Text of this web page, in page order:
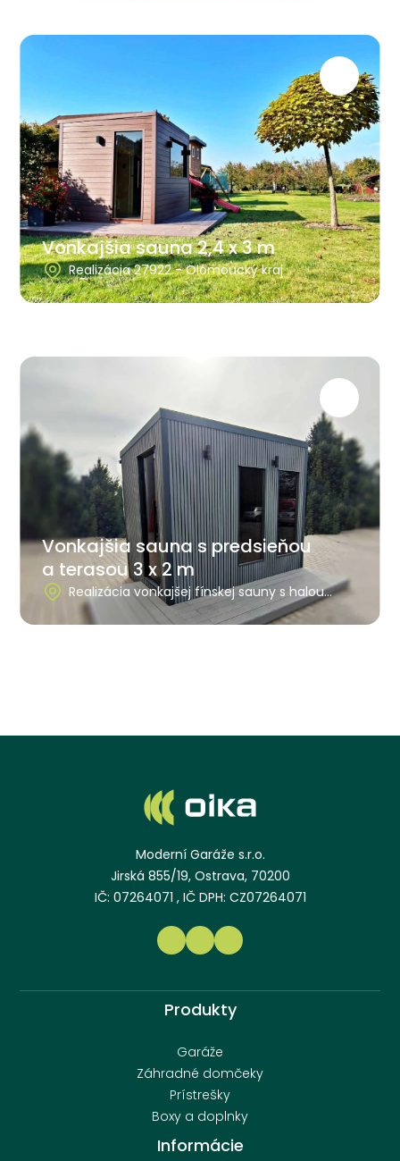
Vonkajšia sauna 2,4 x 3 m
Realizácia 27922 - Olomoucký kraj
Vonkajšia sauna s predsieňou
a terasou 3 x 2 m
Realizácia vonkajšej fínskej sauny s halou
a terasou
Moderní Garáže s.r.o.
Jirská 855/19, Ostrava, 70200
IČ: 07264071 , IČ DPH: CZ07264071
Produkty
Garáže
Záhradné domčeky
Prístrešky
Boxy a doplnky
Informácie